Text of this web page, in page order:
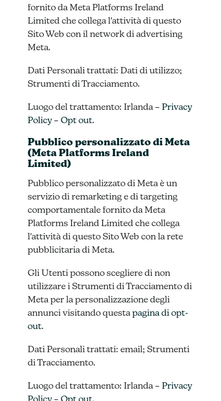
fornito da Meta Platforms Ireland
Limited che collega l'attività di questo
Sito Web con il network di advertising
Meta.
Dati Personali trattati: Dati di utilizzo;
Strumenti di Tracciamento.
Luogo del trattamento: Irlanda – Privacy
Policy– Opt out.
Pubblico personalizzato di Meta
(Meta Platforms Ireland
Limited)
Pubblico personalizzato di Meta è un
servizio di remarketing e di targeting
comportamentale fornito da Meta
Platforms Ireland Limited che collega
l'attività di questo Sito Web con la rete
pubblicitaria di Meta.
Gli Utenti possono scegliere di non
utilizzare i Strumenti di Tracciamento di
Meta per la personalizzazione degli
annunci visitando questa pagina di opt-
out.
Dati Personali trattati: email; Strumenti
di Tracciamento.
Luogo del trattamento: Irlanda – Privacy